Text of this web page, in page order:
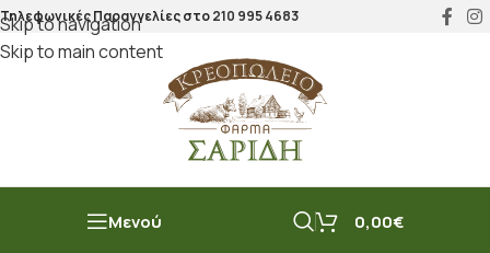
Skip to navigation
Skip to main content
Τηλεφωνικές Παραγγελίες στο210 995 4683
Μενού 0,00€